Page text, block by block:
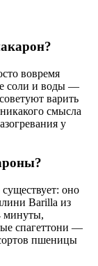
вовремя
соли и воды —
варить
смысла
у
оно
Barilla из
минуты,
спагеттони —
пшеницы